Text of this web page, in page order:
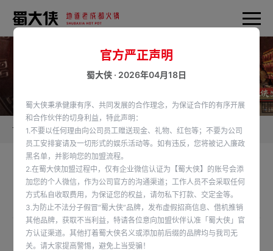
首页 蜀大侠新闻
江苏特色火锅店选择哪家品牌加盟好
发布时间：2025-02-19
在餐饮市场中，火锅行业一直备受投资者青睐。
官方严正声明
蜀大侠 · 2026年04月18日
蜀大侠秉承健康有序、共同发展的合作理念，为保证合作的有序开展
和合作伙伴的切身利益，特此声明：
1.不要以任何理由向公司员工赠送现金、礼物、红包等；不要为公司
员工安排宴请及一切形式的娱乐活动等。如有违反，您将被记入廉政
黑名单，并影响您的加盟流程。
2.在蜀大侠加盟过程中，仅有企业微信认证为【蜀大侠】的账号会添
加您的个人微信，作为公司官方的沟通渠道；工作人员不会采取任何
方式私自收取费用，为保证您的权益，请勿私下打款、交定金等。
3.为防止不法分子假冒“蜀大侠”品牌，发布虚假招商信息、借机推销
其他品牌，获取不当利益，特请各位意向加盟伙伴认准「蜀大侠」官
方认证渠道。其他打着蜀大侠名义或添加前后缀的品牌均与我司无
关。请大家提高警惕，避免上当受骗！